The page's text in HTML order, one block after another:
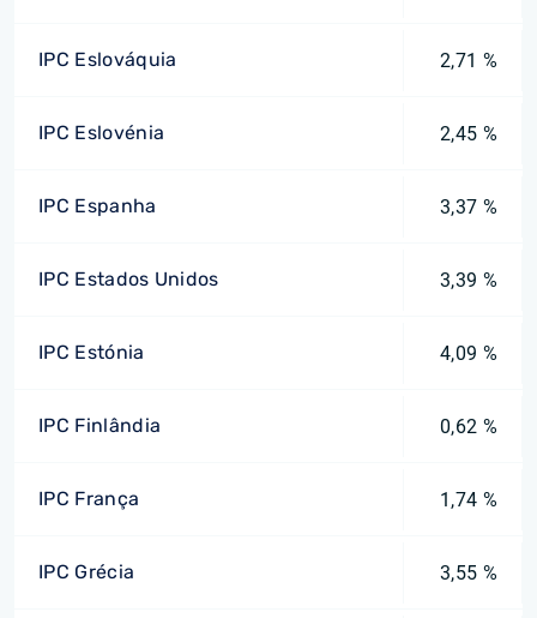
IPC Eslováquia 2,71 %
IPC Eslovénia 2,45 %
IPC Espanha 3,37 %
IPC Estados Unidos 3,39 %
IPC Estónia 4,09 %
IPC Finlândia 0,62 %
IPC França 1,74 %
IPC Grécia 3,55 %